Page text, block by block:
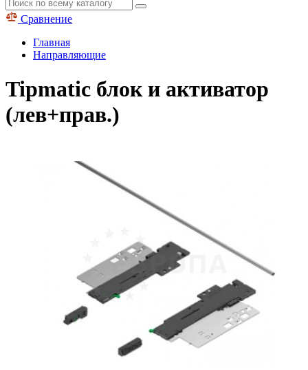
Сравнение
Главная
Направляющие
Tipmatic блок и активатор
(лев+прав.)